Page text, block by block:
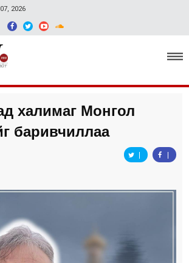
2026
Улс төр, эдийн засаг
Гэмт хэрэг
Спорт
халимаг Монгол
баривчиллаа